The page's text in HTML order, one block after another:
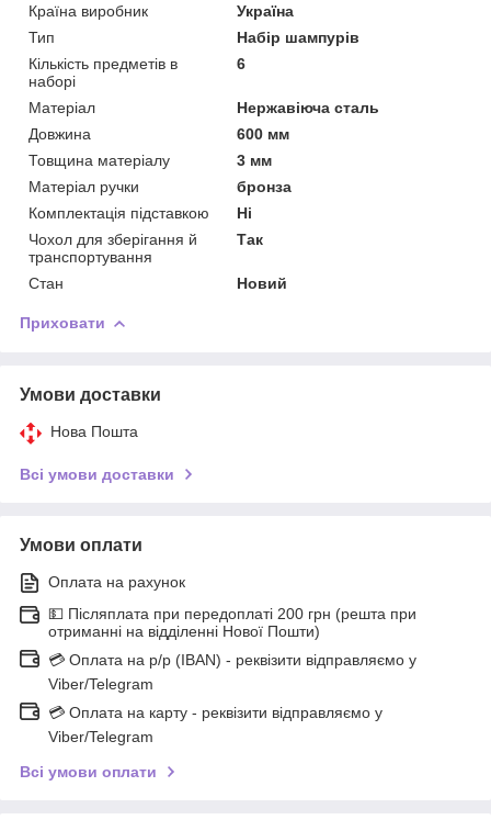
Країна виробник
Україна
Тип
Набір шампурів
Кількість предметів в
наборі
6
Матеріал
Нержавіюча сталь
Довжина
600 мм
Товщина матеріалу
3 мм
Матеріал ручки
бронза
Комплектація підставкою
Ні
Чохол для зберігання й
транспортування
Так
Стан Новий
Приховати
Умови доставки
Нова Пошта
Всі умови доставки
Умови оплати
Оплата на рахунок
💵 Післяплата при передоплаті 200 грн (решта при
отриманні на відділенні Нової Пошти)
💳 Оплата на р/р (IBAN) - реквізити відправляємо у
Viber/Telegram
💳 Оплата на карту - реквізити відправляємо у
Viber/Telegram
Всі умови оплати